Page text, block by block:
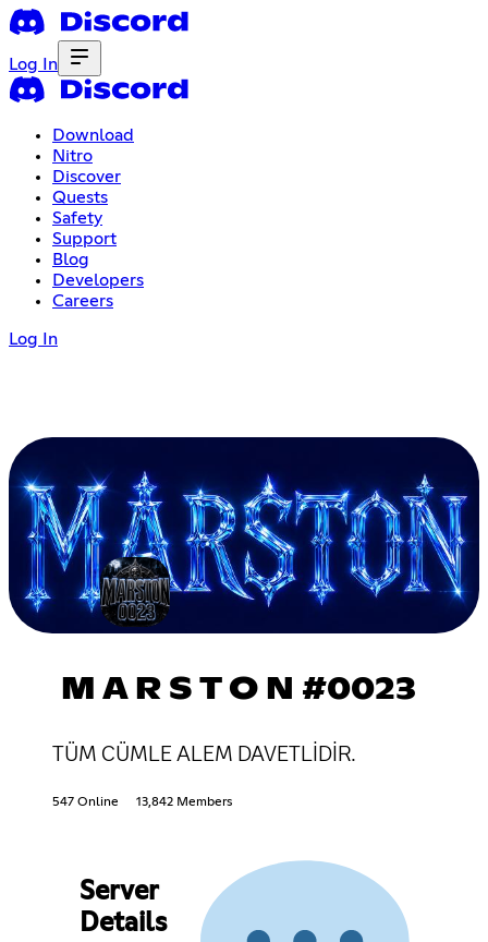
Log In
Download
Nitro
Discover
Quests
Safety
Support
Blog
Developers
Careers
Log In
M A R S T O N #0023
TÜM CÜMLE ALEM DAVETLİDİR.
547 Online 13,842 Members
Server
Details